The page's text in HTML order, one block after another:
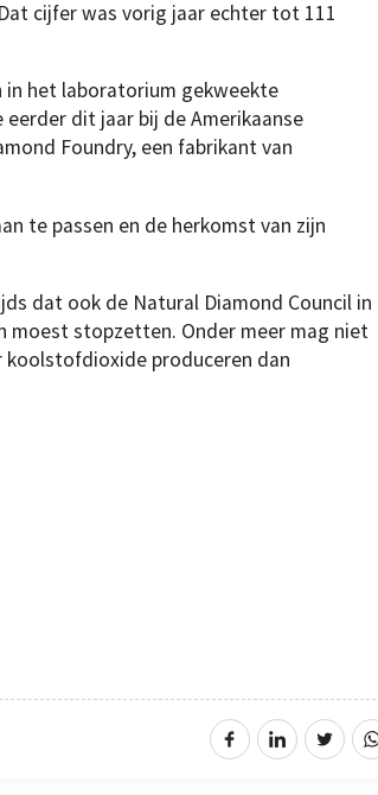
cijfer was vorig jaar echter tot 111
in het laboratorium gekweekte
dit jaar bij de Amerikaanse
Foundry, een fabrikant van
te passen en de herkomst van zijn
dat ook de Natural Diamond Council in
moest stopzetten. Onder meer mag niet
produceren dan